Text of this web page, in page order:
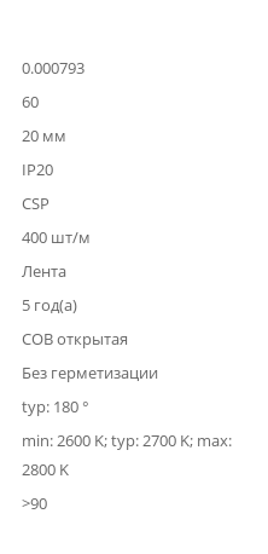
0.000793
60
20 мм
IP20
CSP
400 шт/м
Лента
5 год(а)
COB открытая
Без герметизации
typ: 180 °
min: 2600 K; typ: 2700 K; max:
2800 K
>90